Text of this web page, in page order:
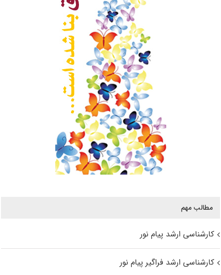
مطالب مهم
کارشناسی ارشد پیام نور
کارشناسی ارشد فراگیر پیام نور